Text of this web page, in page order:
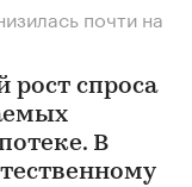
почти на
рост спроса
В